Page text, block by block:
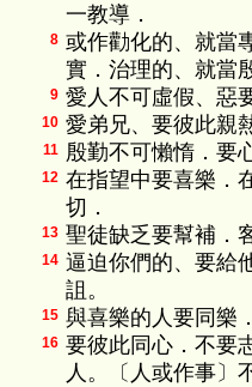
一教導．
8 或作勸化的、就當
實．治理的、就當
9 愛人不可虛假、惡
10 愛弟兄、要彼此親
11 殷勤不可懶惰．要
12 在指望中要喜樂．
切．
13 聖徒缺乏要幫補．
14 逼迫你們的、要給
詛。
15 與喜樂的人要同樂
16 要彼此同心．不要
人。〔人或作事〕